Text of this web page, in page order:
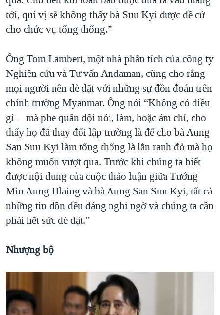
tới, quí vị sẽ không thấy bà Suu Kyi được đề cử
cho chức vụ tổng thống.”
Ông Tom Lambert, một nhà phân tích của công ty
Nghiên cứu và Tư vấn Andaman, cũng cho rằng
mọi người nên dè dặt với những sự đồn đoán trên
chính trường Myanmar. Ông nói “Không có điều
gì -- mà phe quân đội nói, làm, hoặc ám chỉ, cho
thấy họ đã thay đổi lập trường là để cho bà Aung
San Suu Kyi làm tổng thống là lằn ranh đỏ mà họ
không muốn vượt qua. Trước khi chúng ta biết
được nội dung của cuộc thảo luận giữa Tướng
Min Aung Hlaing và bà Aung San Suu Kyi, tất cả
những tin đồn đều đáng nghi ngờ và chúng ta cần
phải hết sức dè dặt.”
Nhượng bộ